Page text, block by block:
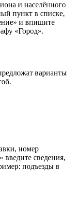
и населённого
пункт в списке,
и впишите
«Город».
варианты
номер
введите сведения,
подъезды в